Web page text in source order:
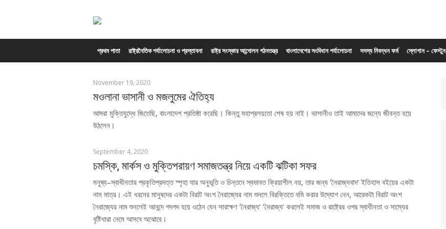
প্রথম পাতা রাষ্ট্রনৈতিক পর্যালোচনা ও প্রস্তাবনা রাষ্ট্র সংস্কার আন্দোলন গঠনতন্ত্র বাংলাদেশের সংবিধান পর্যালোচনা সদস্য নিবন্ধন ফর্ম স্লোগান – ফেস্টুন
November 19, 2020
মওলানা ভাসানী ও মজলুমের ঐতিহ্য
আমরা মুক্তিযুদ্ধে জিতেছি, বাংলাদেশ প্রতিষ্ঠা করেছি। কিন্তু মহাপ্রলয়তো শেষ হয় নাই। ভাসানীও তাই আমাদের জন্যে জীবন্ত হয়ে
উঠলেন।
September 4, 2020
চমস্কি, মার্কস ও মুক্তিপরায়ণ সমাজতন্ত্র নিয়ে একটি ঝটিকা সফর
মনুষ্য–স্বাধীনতার প্রকৃতিপ্রদত্ত স্পৃহা যার অনুভূতি ও চিন্তনে স্বভাবত ক্রিয়াশীল নয়, তার জন্য ‘নৈরাজ্যবাদ’ ইতিহাস বইয়ের একটা
নাম মাত্র। এই ধরনের মানুষদের একটা বিরাট অংশ নৈরাজ্যের নাম শুনলে বিরক্তিতে বমি করার উদ্যোগ নেন, আরেকটা বিরাট অংশ
নৈরাজ্যের নাম শুনলেই আনন্দে গদগদ হয়ে ওঠেন যেন সারাক্ষণ ‘নৈরাজ্য’ ‘নৈরাজ্য’ করলেই সমাজ ও রাষ্ট্রের ওপর স্বাধীনতা ও সাম্যের
বৃষ্টিধারা নেমে আসবে অঝোরে।